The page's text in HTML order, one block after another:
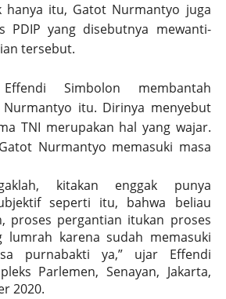
hanya itu, Gatot Nurmantyo juga
PDIP yang disebutnya mewanti-
tersebut.
Simbolon membantah
itu. Dirinya menyebut
TNI merupakan hal yang wajar.
Nurmantyo memasuki masa
kitakan enggak punya
seperti itu, bahwa beliau
proses pergantian itukan proses
lumrah karena sudah memasuki
purnabakti ya,” ujar Effendi
Parlemen, Senayan, Jakarta,
2020.